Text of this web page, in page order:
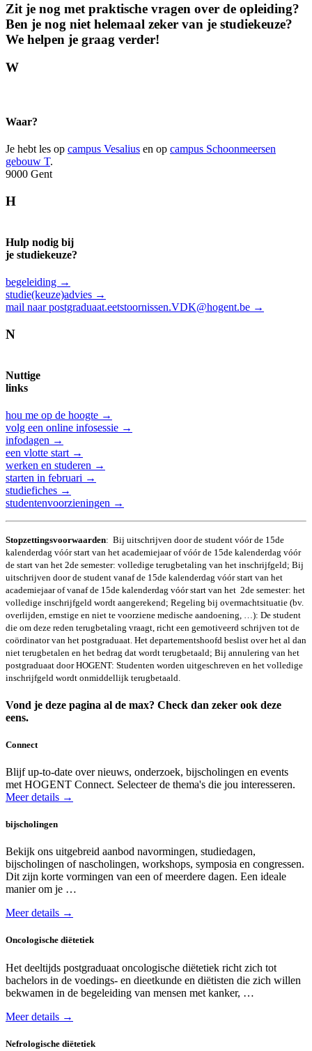
Zit je nog met prak­tische vragen over de opleiding?
Ben je nog niet helemaal zeker van je studie­keuze?
We helpen je graag verder!
W
Waar?
Je hebt les op campus Vesalius en op campus Schoonmeersen
gebouw T.
9000 Gent
H
Hulp nodig bij
je studiekeuze?
begeleiding →
studie(keuze)advies →
mail naar postgraduaat.eetstoornissen.VDK@hogent.be →
N
Nuttige
links
hou me op de hoogte →
volg een online infosessie →
infodagen →
een vlotte start →
werken en studeren →
starten in februari →
studiefiches →
studentenvoorzieningen →
Stopzettings­voorwaarden: Bij uitschrijven door de student vóór de 15de
kalenderdag vóór start van het academiejaar of vóór de 15de kalenderdag vóór
de start van het 2de semester: volledige terugbetaling van het inschrijfgeld; Bij
uitschrijven door de student vanaf de 15de kalenderdag vóór start van het
academiejaar of vanaf de 15de kalenderdag vóór start van het 2de semester: het
volledige inschrijfgeld wordt aangerekend; Regeling bij overmachtsituatie (bv.
overlijden, ernstige en niet te voorziene medische aandoening, …): De student
die om deze reden terugbetaling vraagt, richt een gemotiveerd schrijven tot de
coördinator van het postgraduaat. Het departementshoofd beslist over het al dan
niet terugbetalen en het bedrag dat wordt terugbetaald; Bij annulering van het
postgraduaat door HOGENT: Studenten worden uitgeschreven en het volledige
inschrijfgeld wordt onmiddellijk terugbetaald.
Vond je deze pagina al de max? Check dan zeker ook deze
eens.
Connect
Blijf up-to-date over nieuws, onderzoek, bijscholingen en events
met HOGENT Connect. Selecteer de thema's die jou interesseren.
Meer details →
bijscholingen
Bekijk ons uitgebreid aanbod navormingen, studiedagen,
bijscholingen of nascholingen, workshops, symposia en congressen.
Dit zijn korte vormingen van een of meerdere dagen. Een ideale
manier om je …
Meer details →
Oncologische diëtetiek
Het deeltijds postgraduaat oncologische diëtetiek richt zich tot
bachelors in de voedings- en dieetkunde en diëtisten die zich willen
bekwamen in de begeleiding van mensen met kanker, …
Meer details →
Nefrologische diëtetiek